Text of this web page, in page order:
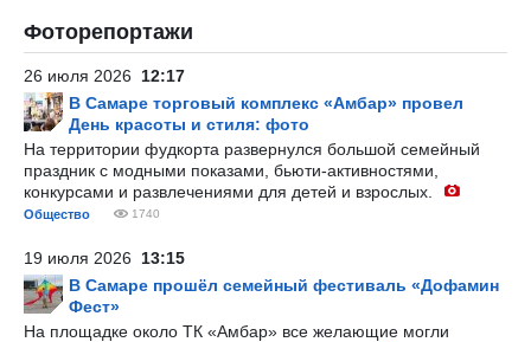
Фоторепортажи
26 июля 2026 12:17
В Самаре торговый комплекс «Амбар» провел
День красоты и стиля: фото
На территории фудкорта развернулся большой семейный
праздник с модными показами, бьюти-активностями,
конкурсами и развлечениями для детей и взрослых.
Общество 1740
19 июля 2026 13:15
В Самаре прошёл семейный фестиваль «Дофамин
Фест»
На площадке около ТК «Амбар» все желающие могли